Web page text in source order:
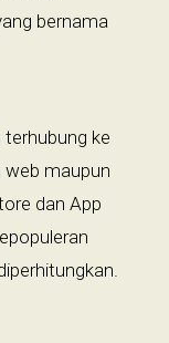
bernama
ke
web maupun
dan App